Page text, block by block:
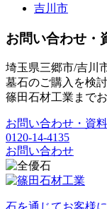
吉川市
お問い合わせ・
埼玉県三郷市/吉川
墓石のご購入を検
篠田石材工業まで
お問い合わせ・資
0120-14-4135
お問い合わせ